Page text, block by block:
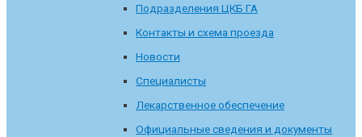
Подразделения ЦКБ ГА
Контакты и схема проезда
Новости
Специалисты
Лекарственное обеспечение
Официальные сведения и документы